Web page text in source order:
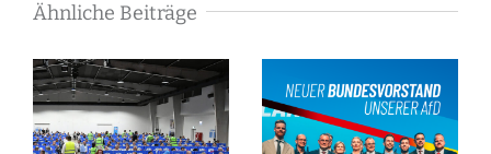
Ähnliche Beiträge